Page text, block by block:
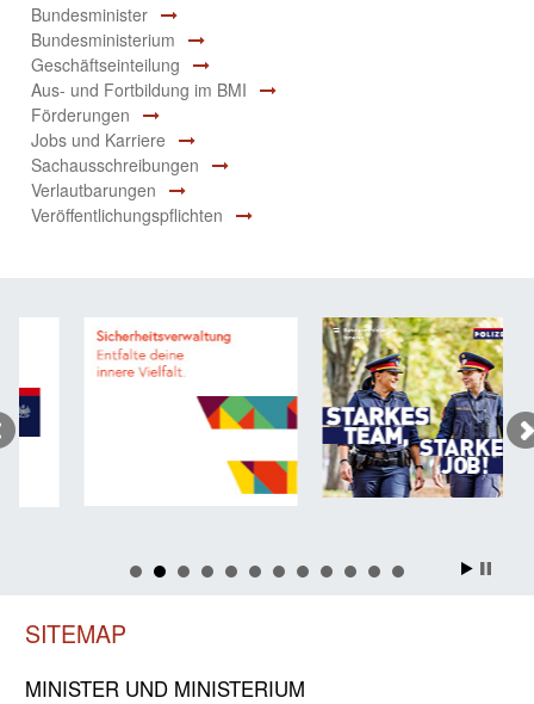
Bundesminister
Bundesministerium
Geschäftseinteilung
Aus- und Fortbildung im BMI
Förderungen
Jobs und Karriere
Sachausschreibungen
Verlautbarungen
Veröffentlichungspflichten
SITEMAP
MINISTER UND MINIST­ERIUM